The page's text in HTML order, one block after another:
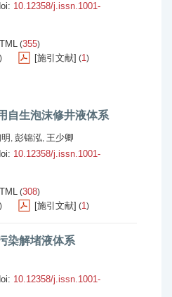
10.12358/j.issn.1001-
(355)
) [施引文献] (1)
自生泡沫修井液体系
, 彭锦泓, 王少卿
10.12358/j.issn.1001-
(308)
) [施引文献] (1)
染解堵液体系
10.12358/j.issn.1001-